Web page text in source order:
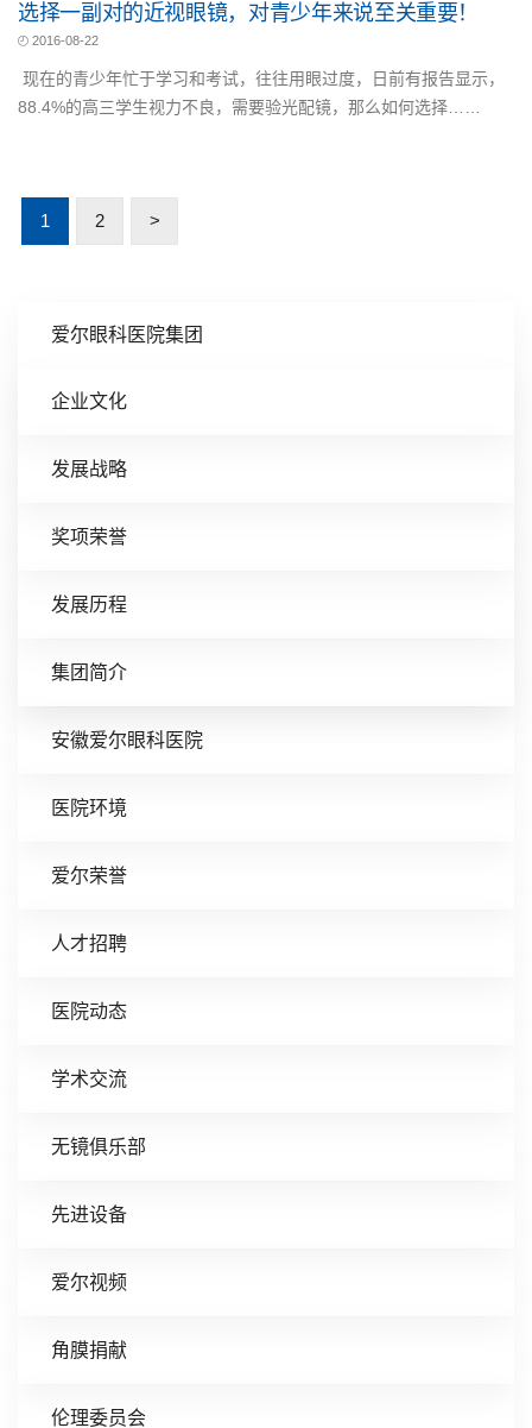
爱尔眼科医院集团
企业文化
发展战略
奖项荣誉
发展历程
集团简介
安徽爱尔眼科医院
医院环境
爱尔荣誉
人才招聘
医院动态
学术交流
无镜俱乐部
先进设备
爱尔视频
角膜捐献
伦理委员会
选择一副对的近视眼镜，对青少年来说至关重要！
2016-08-22
现在的青少年忙于学习和考试，往往用眼过度，日前有报告显示，
88.4%的高三学生视力不良，需要验光配镜，那么如何选择……
1 2 >